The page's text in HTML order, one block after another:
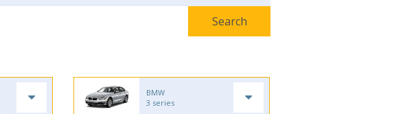
BMW
3 series